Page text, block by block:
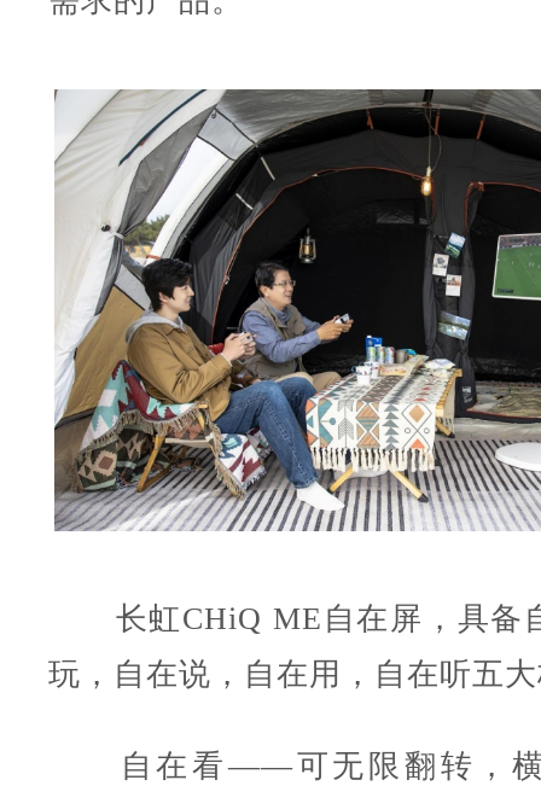
长虹CHiQ ME自在屏，具备
玩，自在说，自在用，自在听五
自在看——可无限翻转，横